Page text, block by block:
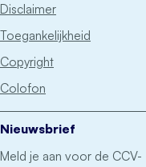
Disclaimer
Toegankelijkheid
Copyright
Colofon
Nieuwsbrief
Meld je aan voor de CCV-